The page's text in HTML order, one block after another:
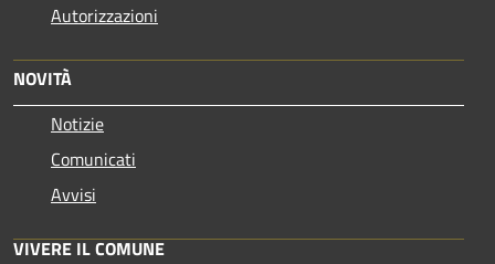
Autorizzazioni
NOVITÀ
Notizie
Comunicati
Avvisi
VIVERE IL COMUNE